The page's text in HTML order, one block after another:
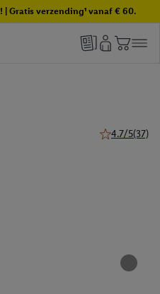
Gratis verzending¹ vanaf € 60.
4.7/5(37)